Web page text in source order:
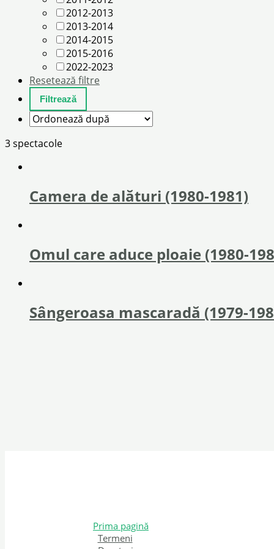
2012-2013
2013-2014
2014-2015
2015-2016
2022-2023
Resetează filtre
3 spectacole
Camera de alături (1980-1981)
Omul care aduce ploaie (1980-
Sângeroasa mascaradă (1979-
Prima pagină
Termeni